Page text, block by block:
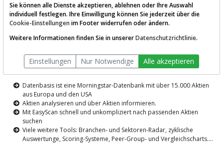
AKTIEN-TERMINAL
Die Aktienanalyse-Plattform von
TraderFox
Datenbasis ist eine Morningstar-Datenbank mit über 15.000 Aktien
aus Europa und den USA
Aktien analysieren und über Aktien informieren.
Mit EasyScan schnell und unkompliziert nach passenden Aktien
suchen
Viele weitere Tools: Branchen- und Sektoren-Radar, zyklische
Auswertunge, Scoring-Systeme, Peer-Group- und Vergleichscharts....
Sie können alle Dienste akzeptieren, ablehnen oder Ihre Auswahl
individuell festlegen. Ihre Einwilligung können Sie jederzeit über die
Cookie-Einstellungen im Footer widerrufen oder ändern.
Weitere Informationen finden Sie in unsererDatenschutzrichtlinie.
Einstellungen Nur Notwendige Alle akzeptieren